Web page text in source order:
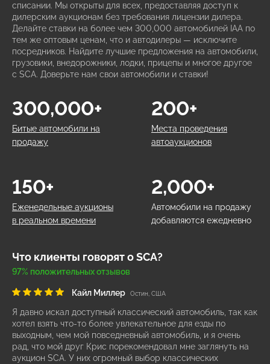
списании. Мы открыты для всех, предоставляя доступ к
дилерским аукционам без требования лицензии дилера.
Делайте ставки на более чем 300,000 автомобилей IAA по
тем же оптовым ценам, что и автодилеры — исключите
посредников. Найдите лучшие предложения на автомобили,
грузовики, внедорожники, лодки, прицепы и многое другое
с SCA. Доверьте нам свои автомобили и ставки!
Битые автомобили на
продажу
300,000+
Места проведения
автоаукционов
200+
Еженедельные аукционы
в реальном времени
150+
Автомобили на продажу
добавляются ежедневно
2,000+
Что клиенты говорят о SCA?
97% положительных отзывов
Кайл Миллер Остин, США
Я давно искал доступный классический автомобиль, так как
хотел взять что-то более увлекательное для езды по
выходным, чем мой повседневный автомобиль, и я очень
рад, что мой друг Крис порекомендовал мне заглянуть на
аукцион SCA. У них огромный выбор классических